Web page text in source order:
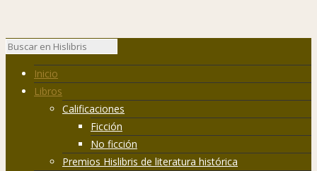
Inicio
Libros
Calificaciones
Ficción
No ficción
Premios Hislibris de literatura histórica